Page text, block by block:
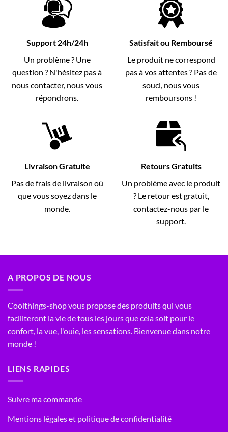
Support 24h/24h
Un problème ? Une
question ? N'hésitez pas à
nous contacter, nous vous
répondrons.
Satisfait ou Remboursé
Le produit ne correspond
pas à vos attentes ? Pas de
souci, nous vous
remboursons !
Livraison Gratuite
Pas de frais de livraison où
que vous soyez dans le
monde.
Retours Gratuits
Un problème avec le produit
? Le retour est gratuit,
contactez-nous par le
support.
A PROPOS DE NOUS
Coolthings-shop vous propose des produits qui vous
faciliteront la vie de tous les jours que cela soit pour le
confort, la vue, l'ouie, les sensations. Bienvenue dans notre
monde !
LIENS RAPIDES
Suivre ma commande
Mentions légales et politique de confidentialité